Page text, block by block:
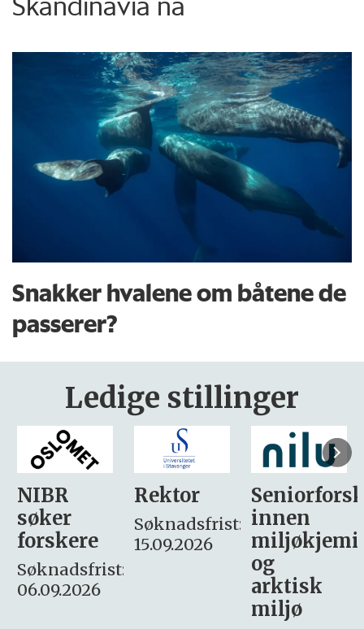
Snakker hvalene om båtene de
passerer?
Ledige stillinger
Rektor
Søknadsfrist:
15.09.2026
Seniorforsker
innen
miljøkjemi
søker
– fast
Søknadsfrist:
16. august.